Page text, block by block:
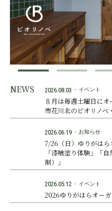
やさしい
自然派住宅で
NEWS 2026.08.03 イベント
８月は毎週土曜日に
市花川北のビオリノベ
2026.06.19 お知らせ
7/26（日）ゆりがは
「漆喰塗り体験」「
制）」
2026.05.12 イベント
2026ゆりがはらオー